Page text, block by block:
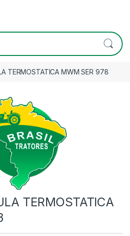
TERMOSTATICA MWM SER 978
TERMOSTATICA